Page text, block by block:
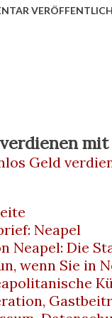
Strecke
von Berlin,
liegt nur
182,
Kleiner
Geld
Neapel
Neapel: Die
wenn Sie in